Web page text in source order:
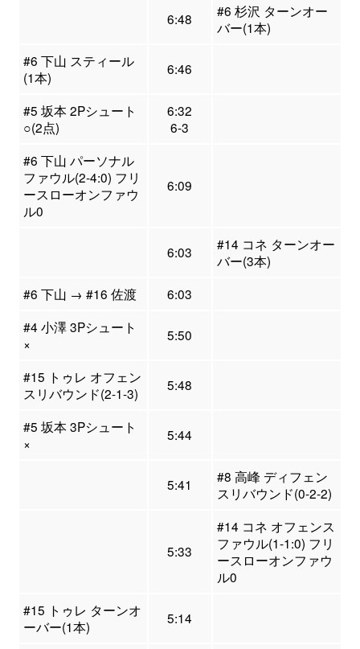
6:48
#6 杉沢 ターンオー
バー(1本)
#6 下山 スティール
(1本)
6:46
#5 坂本 2Pシュート
○(2点)
6:32
6-3
#6 下山 パーソナル
ファウル(2-4:0) フリ
ースローオンファウ
ル0
6:09
6:03
#14 コネ ターンオー
バー(3本)
#6 下山 → #16 佐渡
6:03
#4 小澤 3Pシュート
×
5:50
#15 トゥレ オフェン
スリバウンド(2-1-3)
5:48
#5 坂本 3Pシュート
×
5:44
5:41
#8 高峰 ディフェン
スリバウンド(0-2-2)
5:33
#14 コネ オフェンス
ファウル(1-1:0) フリ
ースローオンファウ
ル0
#15 トゥレ ターンオ
ーバー(1本)
5:14